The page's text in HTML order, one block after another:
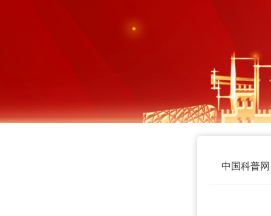
中国科普网